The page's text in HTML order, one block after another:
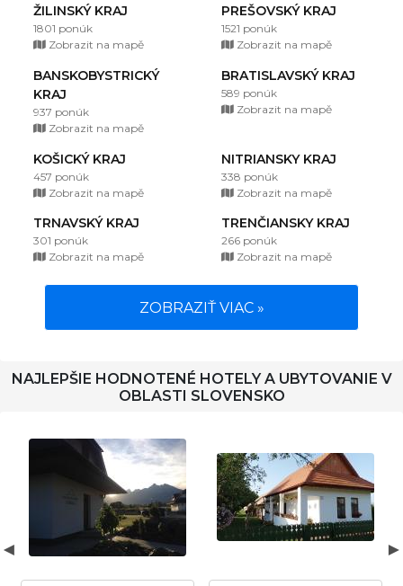
ŽILINSKÝ KRAJ
1801 ponúk
Zobrazit na mapě
PREŠOVSKÝ KRAJ
1521 ponúk
Zobrazit na mapě
BANSKOBYSTRICKÝ
KRAJ
937 ponúk
Zobrazit na mapě
BRATISLAVSKÝ KRAJ
589 ponúk
Zobrazit na mapě
KOŠICKÝ KRAJ
457 ponúk
Zobrazit na mapě
NITRIANSKY KRAJ
338 ponúk
Zobrazit na mapě
TRNAVSKÝ KRAJ
301 ponúk
Zobrazit na mapě
TRENČIANSKY KRAJ
266 ponúk
Zobrazit na mapě
ZOBRAZIŤ VIAC »
NAJLEPŠIE HODNOTENÉ HOTELY A UBYTOVANIE V
OBLASTI SLOVENSKO